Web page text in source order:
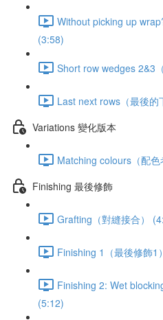
Without picking up
(3:58)
Short row wedges 2&3
Last next rows（最後的
Variations 變化版本
Matching colours（配
Finishing 最後修飾
Grafting（對縫接合）
Finishing 1（最後修飾1
Finishing 2: Wet
(5:12)